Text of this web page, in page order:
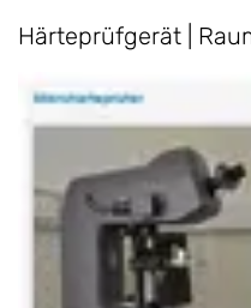
Härteprüfgerät |